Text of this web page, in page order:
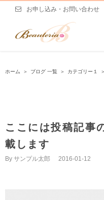
お申し込み・お問い合わせ
ホーム ＞ ブログ 一覧 ＞ カテゴリー１ ＞
ここには投稿記事
載します
By サンプル太郎 2016-01-12